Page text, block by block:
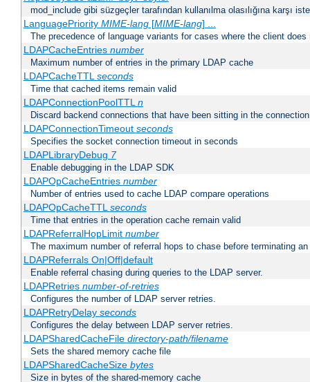
mod_include gibi süzgeçler tarafından kullanılma olasılığına karşı
LanguagePriority MIME-lang[MIME-lang] ...
The precedence of language variants for cases where the client
LDAPCacheEntries number
Maximum number of entries in the primary LDAP cache
LDAPCacheTTLseconds
Time that cached items remain valid
LDAPConnectionPoolTTLn
Discard backend connections that have been sitting in the
LDAPConnectionTimeout seconds
Specifies the socket connection timeout in seconds
LDAPLibraryDebug 7
Enable debugging in the LDAP SDK
LDAPOpCacheEntries number
Number of entries used to cache LDAP compare operations
LDAPOpCacheTTLseconds
Time that entries in the operation cache remain valid
LDAPReferralHopLimit number
The maximum number of referral hops to chase before terminating
LDAPReferrals On|Off|default
Enable referral chasing during queries to the LDAP server.
LDAPRetries number-of-retries
Configures the number of LDAP server retries.
LDAPRetryDelay seconds
Configures the delay between LDAP server retries.
LDAPSharedCacheFile directory-path/filename
Sets the shared memory cache file
LDAPSharedCacheSize bytes
Size in bytes of the shared-memory cache